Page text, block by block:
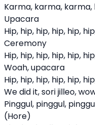
Karma, karma,
Upacara
Hip, hip, hip, hip, hip,
Ceremony
Hip, hip, hip, hip, hip,
Woah, upacara
Hip, hip, hip, hip, hip,
We did it, sori jilleo,
Pinggul, pinggul,
(Hore)